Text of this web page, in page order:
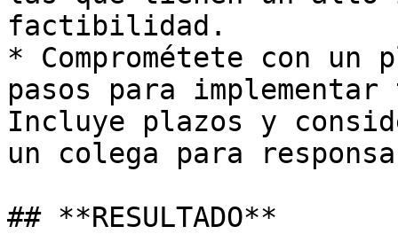
factibilidad.
* Comprométete con
pasos para
Incluye plazos y
un colega para
## **RESULTADO**